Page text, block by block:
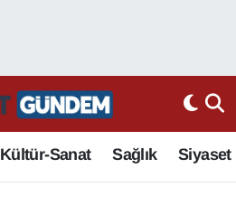
Kültür-Sanat Sağlık Siyaset